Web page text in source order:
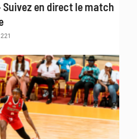
Suivez en direct le match